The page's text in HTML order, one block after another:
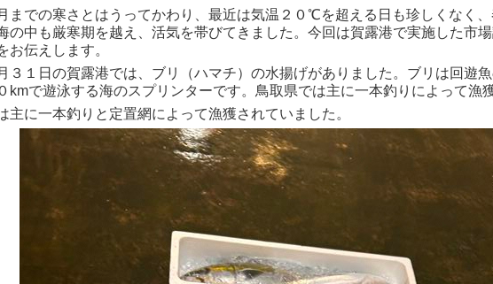
までの寒さとはうってかわり、最近は気温２０℃を超える日も珍しくなく、
の中も厳寒期を越え、活気を帯びてきました。今回は賀露港で実施した市
お伝えします。
３１日の賀露港では、ブリ（ハマチ）の水揚げがありました。ブリは回遊
kmで遊泳する海のスプリンターです。鳥取県では主に一本釣りによって漁
主に一本釣りと定置網によって漁獲されていました。